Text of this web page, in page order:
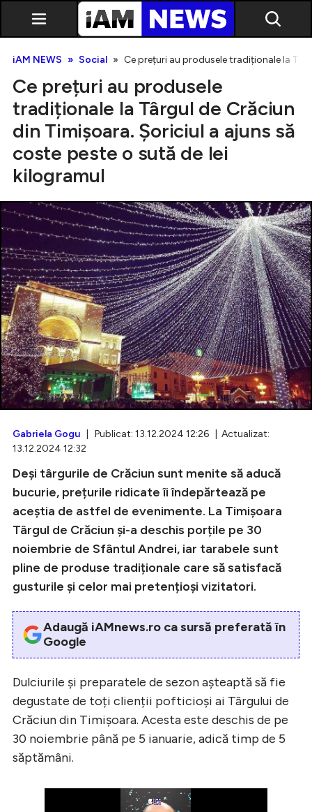
Exclusiv
Intră în cont
Creează cont
iAM NEWS Social Ce prețuri au produsele tradiționale la
Ce prețuri au produsele
tradiționale la Târgul de Crăciun
din Timișoara. Șoriciul a ajuns să
coste peste o sută de lei
kilogramul
Gabriela Gogu | Publicat: 13.12.2024 12:26 | Actualizat:
13.12.2024 12:32
Deși târgurile de Crăciun sunt menite să aducă
bucurie, prețurile ridicate îi îndepărtează pe
aceștia de astfel de evenimente. La Timișoara
Târgul de Crăciun și-a deschis porțile pe 30
noiembrie de Sfântul Andrei, iar tarabele sunt
pline de produse tradiționale care să satisfacă
gusturile și celor mai pretențioși vizitatori.
Adaugă iAMnews.ro ca sursă preferată în
Google
Dulciurile și preparatele de sezon așteaptă să fie
degustate de toți clienții pofticioși ai Târgului de
Crăciun din Timișoara. Acesta este deschis de pe
30 noiembrie până pe 5 ianuarie, adică timp de 5
săptămâni.